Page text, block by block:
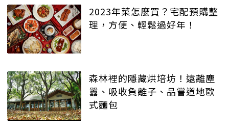
2023年菜怎麼買？宅配預購整
理，方便、輕鬆過好年！
森林裡的隱藏烘培坊！遠離塵
囂、吸收負離子、品嘗道地歐
式麵包